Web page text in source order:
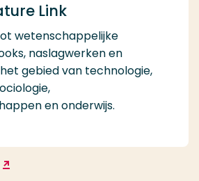
Link
wetenschappelijke
naslagwerken en
gebied van technologie,
en onderwijs.
Springer Nature Link